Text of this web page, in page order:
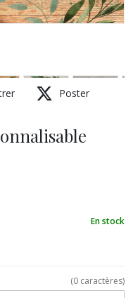
Poster
En stock
(0 caractères)